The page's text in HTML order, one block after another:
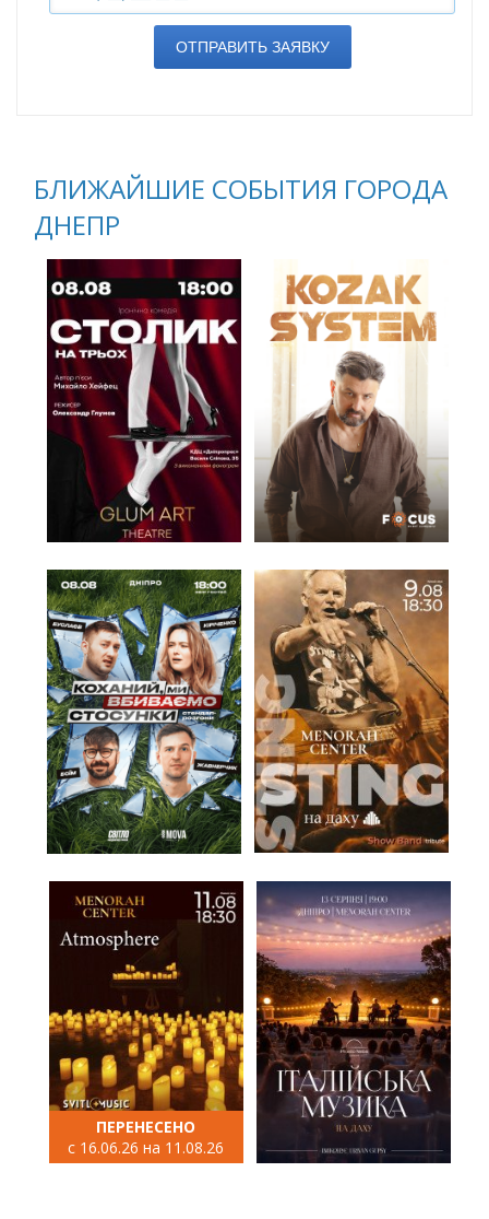
ОТПРАВИТЬ ЗАЯВКУ
БЛИЖАЙШИЕ СОБЫТИЯ ГОРОДА
ДНЕПР
ПЕРЕНЕСЕНО
с 16.06.26 на 11.08.26